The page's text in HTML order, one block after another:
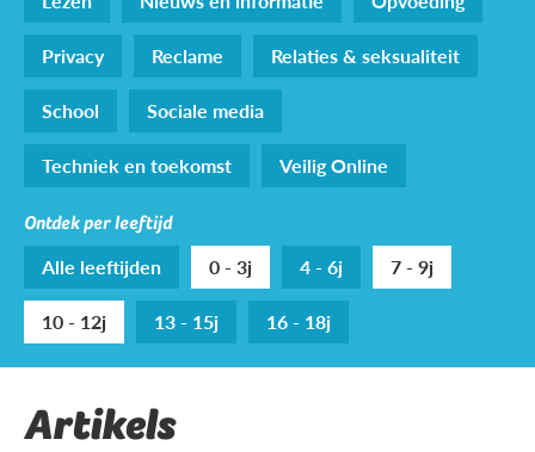
Privacy
Reclame
Relaties & seksualiteit
School
Sociale media
Techniek en toekomst
Veilig Online
Ontdek per leeftijd
Alle leeftijden 0 - 3j 4 - 6j
7 - 9j
10 - 12j
13 - 15j 16 - 18j
Artikels